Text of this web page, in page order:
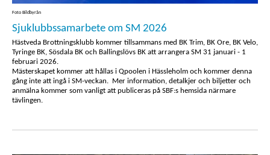
Foto Bildbyrån
Sjuklubbssamarbete om SM 2026
Hästveda Brottningsklubb kommer tillsammans med BK Trim, BK Ore, BK Velo,
Tyringe BK, Sösdala BK och Ballingslövs BK att arrangera SM 31 januari - 1
februari 2026.
Mästerskapet kommer att hållas i Qpoolen i Hässleholm och kommer denna
gång inte att ingå i SM-veckan. Mer information, detalkjer och biljetter och
anmälna kommer som vanligt att publiceras på SBF:s hemsida närmare
tävlingen.